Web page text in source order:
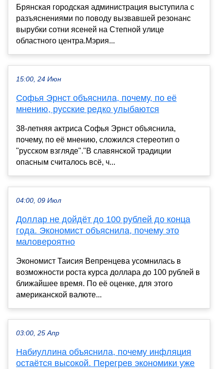
Брянская городская администрация выступила с
разъяснениями по поводу вызвавшей резонанс
вырубки сотни ясеней на Степной улице
областного центра.Мэрия...
15:00, 24 Июн
Софья Эрнст объяснила, почему, по её
мнению, русские редко улыбаются
38-летняя актриса Софья Эрнст объяснила,
почему, по её мнению, сложился стереотип о
"русском взгляде"."В славянской традиции
опасным считалось всё, ч...
04:00, 09 Июл
Доллар не дойдёт до 100 рублей до конца
года. Экономист объяснила, почему это
маловероятно
Экономист Таисия Вепренцева усомнилась в
возможности роста курса доллара до 100 рублей в
ближайшее время. По её оценке, для этого
американской валюте...
03:00, 25 Апр
Набиуллина объяснила, почему инфляция
остаётся высокой. Перегрев экономики уже